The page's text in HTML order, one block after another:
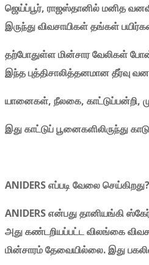
ஜெய்ப்பூர், ராஜஸ்தானில் மனித
இருந்து விவசாயிகள் தங்கள்
தற்போதுள்ளமின்சாரவேலிகள்
இந்தபுத்திசாலித்தனமானதீர்வு
யானைகள், நீலகை, காட்டுப்பன்றி,
இது காட்டுப் பூனைகளிலிருந்து
ANIDERSஎப்படிவேலைசெய்கிறது?
ANIDERSஎன்பதுதானியங்கி
அதுகண்டறியப்பட்டவிலங்கை
மின்சாரம்தேவையில்லை.இது